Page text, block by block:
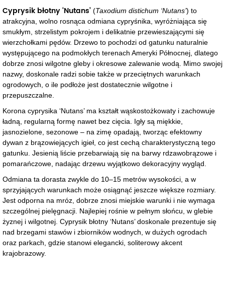
Cyprysik błotny ‘Nutans’ (Taxodium distichum ‘Nutans’) to
atrakcyjna, wolno rosnąca odmiana cypryśnika, wyróżniająca się
smukłym, strzelistym pokrojem i delikatnie przewieszającymi się
wierzchołkami pędów. Drzewo to pochodzi od gatunku naturalnie
występującego na podmokłych terenach Ameryki Północnej, dlatego
dobrze znosi wilgotne gleby i okresowe zalewanie wodą. Mimo swojej
nazwy, doskonale radzi sobie także w przeciętnych warunkach
ogrodowych, o ile podłoże jest dostatecznie wilgotne i
przepuszczalne.
Korona cyprysika ‘Nutans’ ma kształt wąskostożkowaty i zachowuje
ładną, regularną formę nawet bez cięcia. Igły są miękkie,
jasnozielone, sezonowe – na zimę opadają, tworząc efektowny
dywan z brązowiejących igieł, co jest cechą charakterystyczną tego
gatunku. Jesienią liście przebarwiają się na barwy rdzawobrązowe i
pomarańczowe, nadając drzewu wyjątkowo dekoracyjny wygląd.
Odmiana ta dorasta zwykle do 10–15 metrów wysokości, a w
sprzyjających warunkach może osiągnąć jeszcze większe rozmiary.
Jest odporna na mróz, dobrze znosi miejskie warunki i nie wymaga
szczególnej pielęgnacji. Najlepiej rośnie w pełnym słońcu, w glebie
żyznej i wilgotnej. Cyprysik błotny ‘Nutans’ doskonale prezentuje się
nad brzegami stawów i zbiorników wodnych, w dużych ogrodach
oraz parkach, gdzie stanowi elegancki, soliterowy akcent
krajobrazowy.